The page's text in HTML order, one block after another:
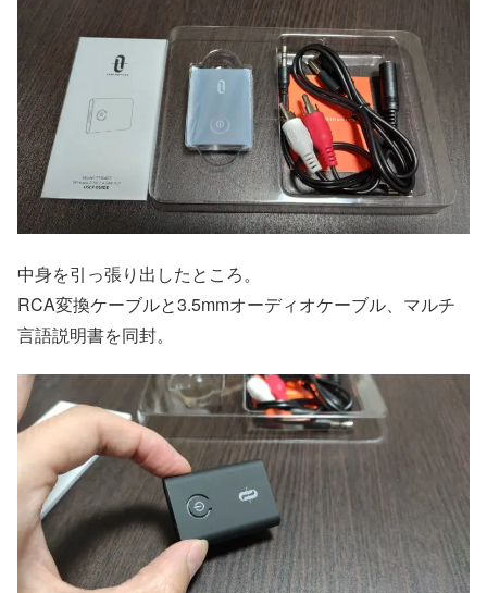
中身を引っ張り出したところ。
RCA変換ケーブルと3.5mmオーディオケーブル、マルチ
言語説明書を同封。